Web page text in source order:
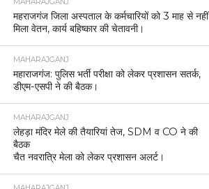
MAHARAJGANJ
महराजगंज जिला अस्पताल के कर्मचारियों को 3 माह से नहीं
मिला वेतन, कार्य बहिष्कार की चेतावनी।
MAHARAJGANJ
महाराजगंज: पुलिस भर्ती परीक्षा को लेकर प्रशासन सतर्क,
डीएम-एसपी ने की बैठक।
MAHARAJGANJ
लेहड़ा मंदिर मेले की तैयारियां तेज, SDM व CO ने की
बैठक
चैत नवरात्रि मेला को लेकर प्रशासन अलर्ट।